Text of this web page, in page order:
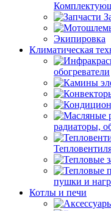
Экипировка
Климатическая
обогреватели
радиаторы,
пушки и
Котлы и печи